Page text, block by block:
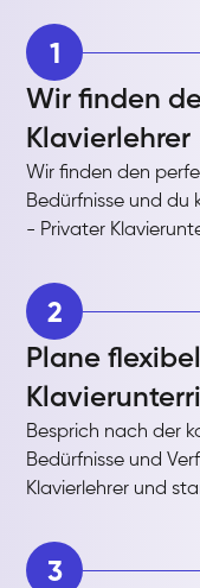
1
Wir finden
Klavierlehrer
Wir finden den
Bedürfnisse und du
- Privater
2
Plane
Besprich nach der
Bedürfnisse und
Klavierlehrer und
3